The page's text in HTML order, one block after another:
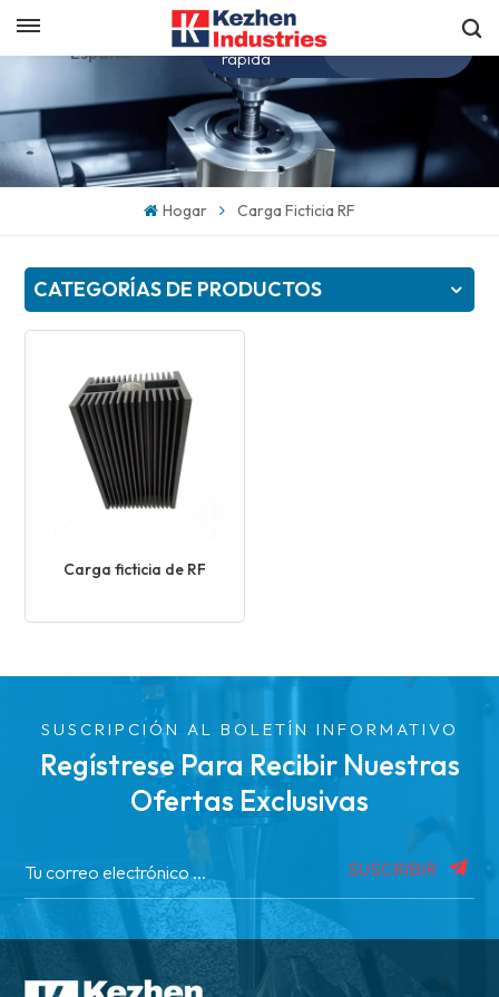
Español
English
Obtenga una cotización
rápida
Hogar Carga Ficticia RF
CATEGORÍAS DE PRODUCTOS
Carga ficticia de RF
SUSCRIPCIÓN AL BOLETÍN INFORMATIVO
Regístrese Para Recibir Nuestras
Ofertas Exclusivas
SUSCRIBIR